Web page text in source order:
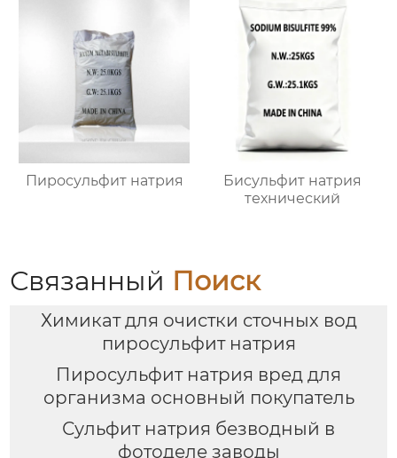
Пиросульфит натрия
Бисульфит натрия
технический
Связанный Поиск
Химикат для очистки сточных вод
пиросульфит натрия
Пиросульфит натрия вред для
организма основный покупатель
Сульфит натрия безводный в
фотоделе заводы